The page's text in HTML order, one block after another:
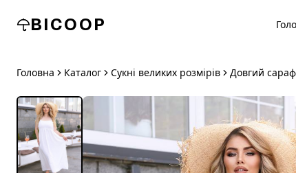
BICOOP
Головна Каталог Сукні великих розмірів Довгий